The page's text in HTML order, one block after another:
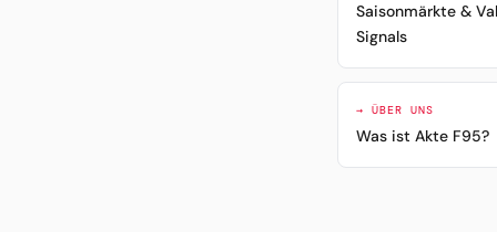
Saisonmärkte &
Signals
→ ÜBER UNS
Was ist Akte F95?